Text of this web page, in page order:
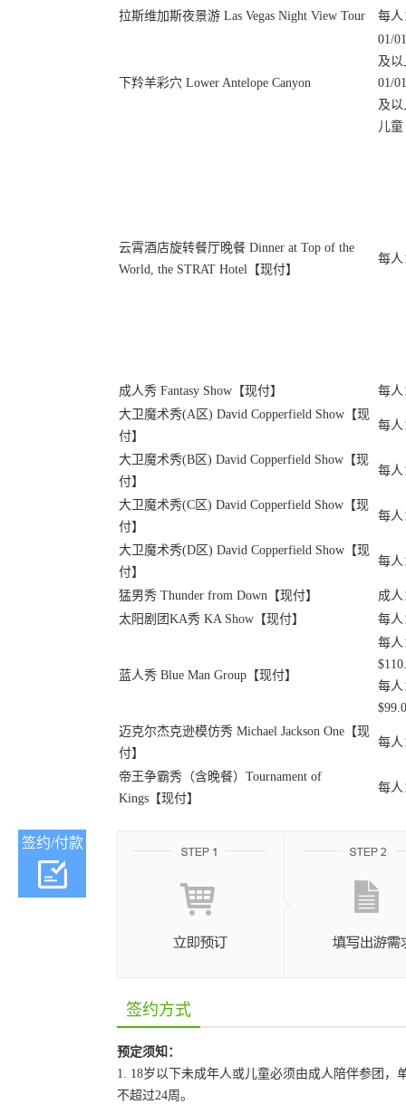
拉斯维加斯夜景游 Las Vegas Night View Tour 每人
下羚羊彩穴 Lower Antelope Canyon
01/
及以
01/
及以
儿
云霄酒店旋转餐厅晚餐 Dinner at Top of the
World, the STRAT Hotel【现付】
每人
成人秀 Fantasy Show【现付】
每人
大卫魔术秀(A区) David Copperfield Show【现
付】
每人
大卫魔术秀(B区) David Copperfield Show【现
付】
每人
大卫魔术秀(C区) David Copperfield Show【现
付】
每人
大卫魔术秀(D区) David Copperfield Show【现
付】
每人
猛男秀 Thunder from Down【现付】
成人
太阳剧团KA秀 KA Show【现付】
每人
蓝人秀 Blue Man Group【现付】
每人
每人
迈克尔杰克逊模仿秀 Michael Jackson One【现
付】
每人
帝王争霸秀（含晚餐）Tournament of
Kings【现付】
每人
签约/付款
签约方式
预定须知：
1. 18岁以下未成年人或儿童必须由成人陪伴参团
不超过24周。